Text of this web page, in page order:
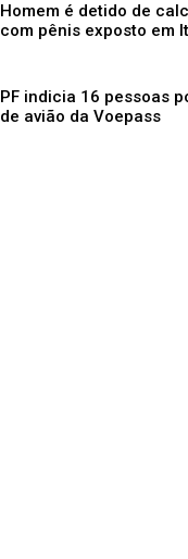
Homem é detido de
com pênis exposto em
PF indicia 16 pessoas
de avião da Voepass